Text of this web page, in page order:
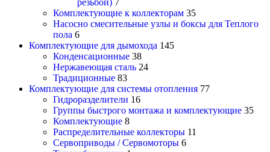
Комплектующие к коллекторам 35
Насосно смесительные узлы и боксы для Теплого
пола 6
Комплектующие для дымохода 145
Конденсационные 38
Нержавеющая сталь 24
Традиционные 83
Комплектующие для системы отопления 77
Гидроразделители 16
Группы быстрого монтажа и комплектующие 35
Комплектующие 8
Распределительные коллекторы 11
Сервоприводы / Сервомоторы 6